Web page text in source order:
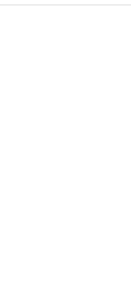
映し出し